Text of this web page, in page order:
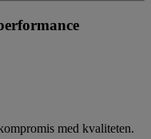
med kvaliteten.